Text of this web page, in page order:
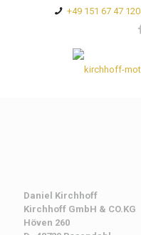
+49 151 67 47
Daniel Kirchhoff
Kirchhoff GmbH & CO.KG
Höven 260